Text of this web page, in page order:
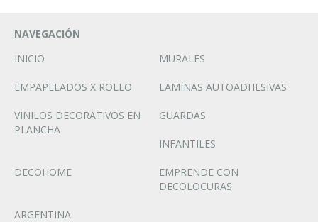
NAVEGACIÓN
INICIO
MURALES
EMPAPELADOS X ROLLO LAMINAS AUTOADHESIVAS
VINILOS DECORATIVOS EN
PLANCHA
GUARDAS
INFANTILES
DECOHOME
EMPRENDE CON
DECOLOCURAS
ARGENTINA